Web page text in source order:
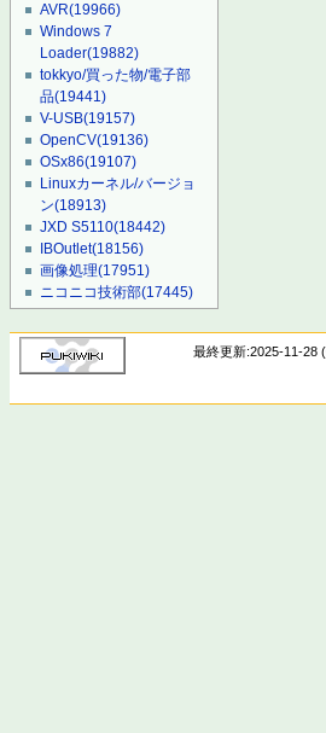
AVR(19966)
Windows 7
Loader(19882)
tokkyo/買った物/電子部
品(19441)
V-USB(19157)
OpenCV(19136)
OSx86(19107)
Linuxカーネル/バージョ
ン(18913)
JXD S5110(18442)
IBOutlet(18156)
画像処理(17951)
ニコニコ技術部(17445)
最終更新:2025-11-28